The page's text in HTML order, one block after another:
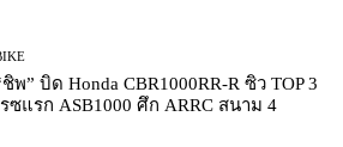
ชิพ” บิด Honda CBR1000RR-R ซิว TOP 3
รซแรก ASB1000 ศึก ARRC สนาม 4